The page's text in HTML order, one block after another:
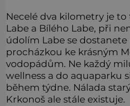
Necelé dva kilometry je
Labe a Bílého Labe, při
údolím Labe se
procházkou ke krásným
vodopádům. Ne každý
wellness a do aquaparku
během týdne. Nálada
Krkonoš ale stále existuje.